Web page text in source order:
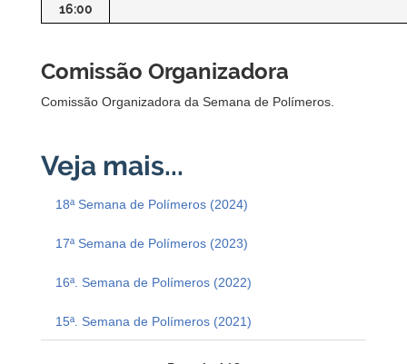
16:00
Comissão Organizadora
Comissão Organizadora da Semana de Polímeros.
18ª Semana de Polímeros (2024)
17ª Semana de Polímeros (2023)
16ª. Semana de Polímeros (2022)
15ª. Semana de Polímeros (2021)